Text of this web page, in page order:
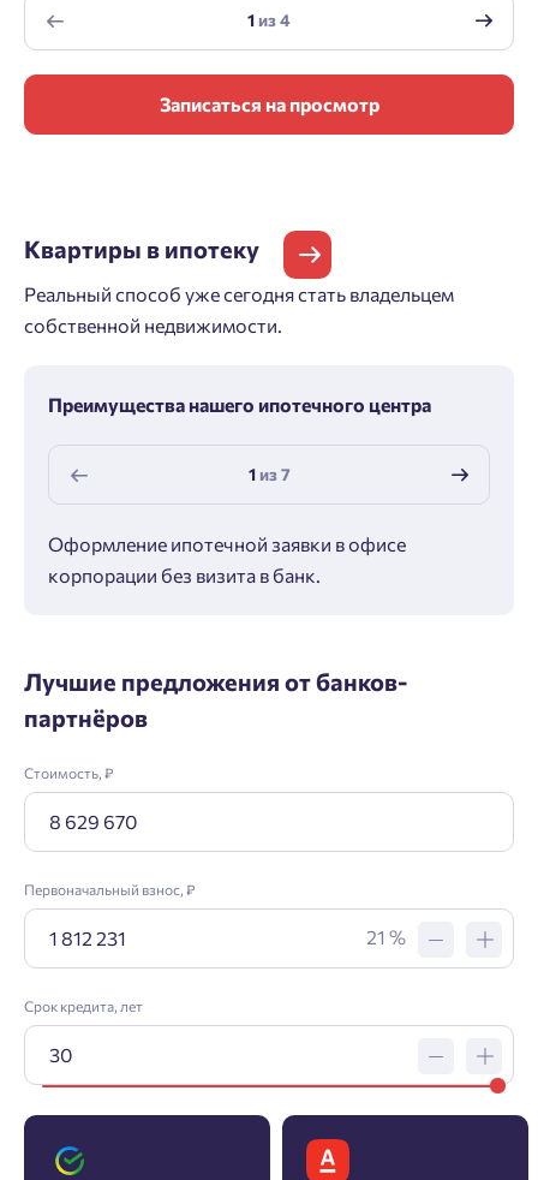
1из4
Записаться на просмотр
Квартиры в ипотеку
Реальный способ уже сегодня стать владельцем
собственной недвижимости.
Преимущества нашего ипотечного центра
1из7
Оформление ипотечной заявки в офисе
корпорации без визита в банк.
Лучшие предложения от банков-
партнёров
Стоимость, ₽
Первоначальный взнос, ₽
21 %
Срок кредита, лет